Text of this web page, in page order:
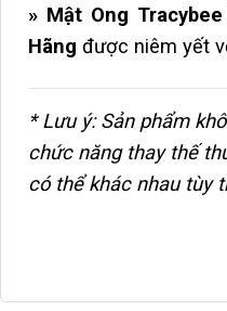
» Mật Ong
Hãng được niêm yết
* Lưu ý: Sản phẩm
chức năng thay thế
có thể khác nhau tùy